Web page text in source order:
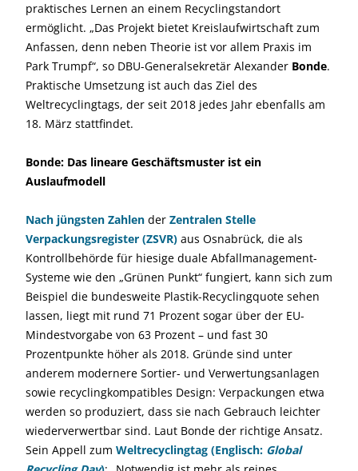
praktisches Lernen an einem Recyclingstandort
ermöglicht. „Das Projekt bietet Kreislaufwirtschaft zum
Anfassen, denn neben Theorie ist vor allem Praxis im
Park Trumpf“, so DBU-Generalsekretär Alexander Bonde.
Praktische Umsetzung ist auch das Ziel des
Weltrecyclingtags, der seit 2018 jedes Jahr ebenfalls am
18. März stattfindet.
Bonde: Das lineare Geschäftsmuster ist ein
Auslaufmodell
Nach jüngsten Zahlen der Zentralen Stelle
Verpackungsregister (ZSVR) aus Osnabrück, die als
Kontrollbehörde für hiesige duale Abfallmanagement-
Systeme wie den „Grünen Punkt“ fungiert, kann sich zum
Beispiel die bundesweite Plastik-Recyclingquote sehen
lassen, liegt mit rund 71 Prozent sogar über der EU-
Mindestvorgabe von 63 Prozent – und fast 30
Prozentpunkte höher als 2018. Gründe sind unter
anderem modernere Sortier- und Verwertungsanlagen
sowie recyclingkompatibles Design: Verpackungen etwa
werden so produziert, dass sie nach Gebrauch leichter
wiederverwertbar sind. Laut Bonde der richtige Ansatz.
Sein Appell zum Weltrecyclingtag (Englisch: Global